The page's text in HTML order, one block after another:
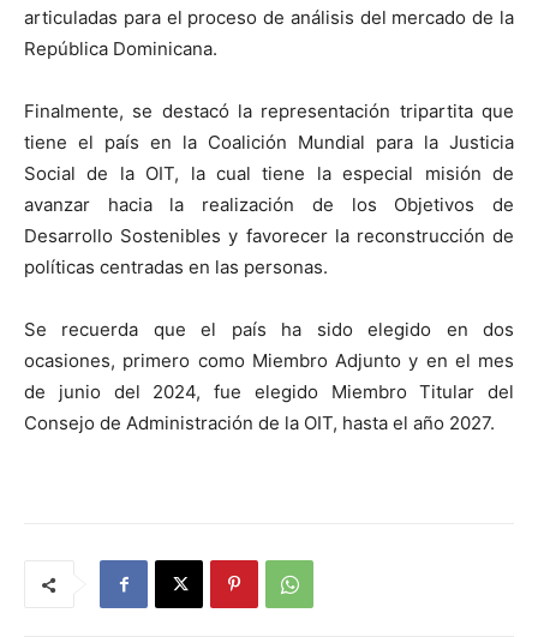
articuladas para el proceso de análisis del mercado de la
República Dominicana.
Finalmente, se destacó la representación tripartita que
tiene el país en la Coalición Mundial para la Justicia
Social de la OIT, la cual tiene la especial misión de
avanzar hacia la realización de los Objetivos de
Desarrollo Sostenibles y favorecer la reconstrucción de
políticas centradas en las personas.
Se recuerda que el país ha sido elegido en dos
ocasiones, primero como Miembro Adjunto y en el mes
de junio del 2024, fue elegido Miembro Titular del
Consejo de Administración de la OIT, hasta el año 2027.